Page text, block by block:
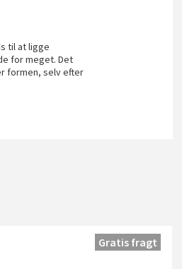
til at ligge
for meget. Det
formen, selv efter
Gratis fragt